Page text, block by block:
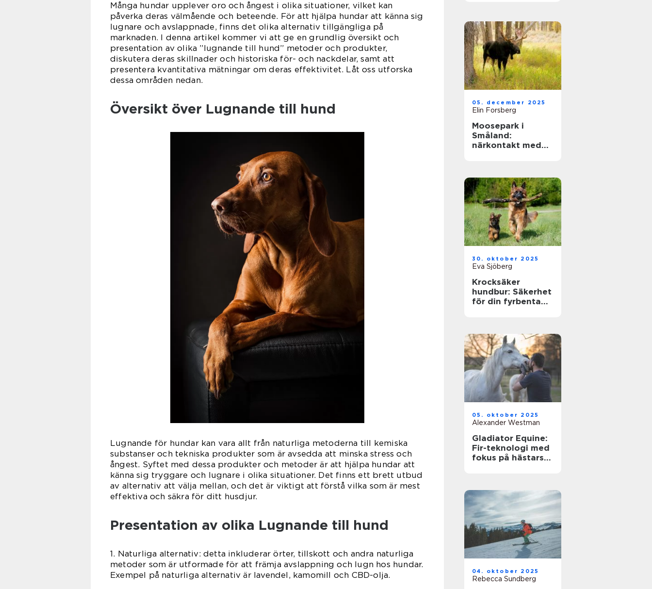
Många hundar upplever oro och ångest i olika situationer, vilket kan
påverka deras välmående och beteende. För att hjälpa hundar att känna sig
lugnare och avslappnade, finns det olika alternativ tillgängliga på
marknaden. I denna artikel kommer vi att ge en grundlig översikt och
presentation av olika ”lugnande till hund” metoder och produkter,
diskutera deras skillnader och historiska för- och nackdelar, samt att
presentera kvantitativa mätningar om deras effektivitet. Låt oss utforska
dessa områden nedan.
Översikt över Lugnande till hund
Lugnande för hundar kan vara allt från naturliga metoderna till kemiska
substanser och tekniska produkter som är avsedda att minska stress och
ångest. Syftet med dessa produkter och metoder är att hjälpa hundar att
känna sig tryggare och lugnare i olika situationer. Det finns ett brett utbud
av alternativ att välja mellan, och det är viktigt att förstå vilka som är mest
effektiva och säkra för ditt husdjur.
Presentation av olika Lugnande till hund
1. Naturliga alternativ: detta inkluderar örter, tillskott och andra naturliga
metoder som är utformade för att främja avslappning och lugn hos hundar.
Exempel på naturliga alternativ är lavendel, kamomill och CBD-olja.
05. december 2025
Elin Forsberg
Moosepark i
Småland:
närkontakt med
30. oktober 2025
Eva Sjöberg
Krocksäker
hundbur: Säkerhet
för din fyrbenta
05. oktober 2025
Alexander Westman
Gladiator Equine:
Fir-teknologi med
fokus på hästars
04. oktober 2025
Rebecca Sundberg